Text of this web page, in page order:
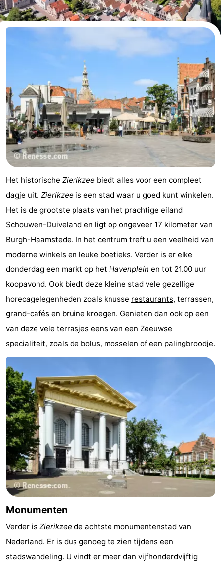
Vakantiehuizen
Ginsterveld
-
Julianahoeve
-
Livingstone
-
Resort
Haamstede
Résidence
't
Hof
van
Haamstede
-
Schouwen
-
Schouwse
Valleien
-
Wijde
Blick
-
Zeeuwse
Kust
-
’t
van
Haamstede
Last
minutes
Strand
Zien
&
doen
Bezienswaardigheden
-
Musea
-
Monumenten
-
Molens
Uitkijkpunten
Attracties
Rondvaarten
-
Speeltuinen
-
Het historische Zierikzee biedt alles voor een compleet
dagje uit. Zierikzee is een stad waar u goed kunt winkelen.
Het is de grootste plaats van het prachtige eiland
Schouwen-Duiveland en ligt op ongeveer 17 kilometer van
Burgh-Haamstede. In het centrum treft u een veelheid van
moderne winkels en leuke boetieks. Verder is er elke
donderdag een markt op het Havenplein en tot 21.00 uur
koopavond. Ook biedt deze kleine stad vele gezellige
horecagelegenheden zoals knusse restaurants, terrassen,
grand-cafés en bruine kroegen. Genieten dan ook op een
van deze vele terrasjes eens van een Zeeuwse
specialiteit, zoals de bolus, mosselen of een palingbroodje.
Monumenten
Verder is Zierikzee de achtste monumentenstad van
Nederland. Er is dus genoeg te zien tijdens een
stadswandeling. U vindt er meer dan vijfhonderdvijftig